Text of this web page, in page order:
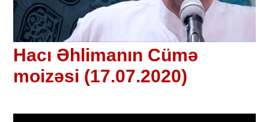
Hacı Əhlimanın Cümə
moizəsi (17.07.2020)